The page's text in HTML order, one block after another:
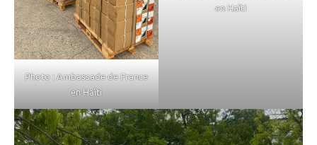
Photo : Ambassade de France
en Haïti
en Haïti